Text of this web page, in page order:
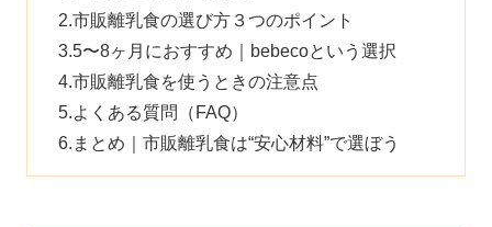
市販離乳食の選び方３つのポイント
5〜8ヶ月におすすめ｜bebecoという選択
市販離乳食を使うときの注意点
よくある質問（FAQ）
まとめ｜市販離乳食は“安心材料”で選ぼう